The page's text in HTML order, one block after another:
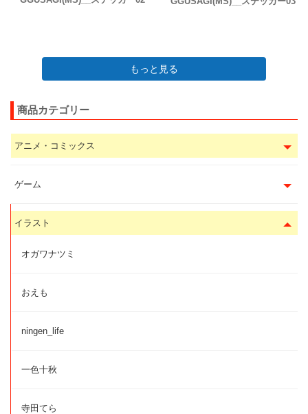
もっと見る
商品カテゴリー
アニメ・コミックス
ゲーム
イラスト
オガワナツミ
おえも
ningen_life
一色十秋
寺田てら